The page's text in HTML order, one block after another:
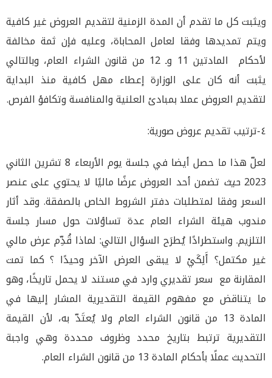
ويثبت كل ما تقدم أن المدة الزمنية لتقديم العروض غير كافية
ويتم تمديدها وفقا لعامل المحاباة، وعليه فإن ثمة مخالفة
لأحكام المادتين 11 وـ 12 من قانون الشراء العام، وبالتالي
يثبت أنه كان على الوزارة إعطاء مهل كافية منذ البداية
لتقديم العروض عملا بمبادئ العلنية والمنافسة وتكافؤ الفرص.
٤-ترتيب تقديم عروض صورية:
لعلّ هذا ما حصل أيضا في جلسة يوم الأربعاء 8 تشرين الثاني
2023 حيث تضمن أحد العروض عرضًا ماليًا لا يحتوي على عنصر
السعر وفقا لمتطلبات دفتر الشروط الخاص بالصفقة. وقد أثار
مندوب هيئة الشراء العام عدة تساؤلات حول مسار جلسة
التلزيم. واستطرادًا يُطرَح السؤال التالي: لماذا قُدِّم عرض مالي
غير مكتمل؟ أَلِكَيْ لا يبقى العرض الآخر وحيدًا ؟ كما تمت
المقارنة مع سعر تقديري وارد في مستند لا يحمل تاريخًا، وهو
ما يتناقض مع مفهوم القيمة التقديرية المشار إليها في
المادة 13 من قانون الشراء العام ولا يُعتَدّ به، لأن القيمة
التقديرية ترتبط بتاريخ محدد وظروف محددة وهي واجبة
التحديث عملًا بأحكام المادة 13 من قانون الشراء العام.